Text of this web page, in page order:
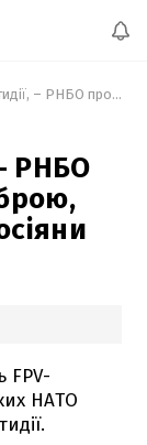
НАТО не має протидії, – РНБО про нову загрозливу зброю, яку використовують росіяни
РНБО
FPV-
НАТО